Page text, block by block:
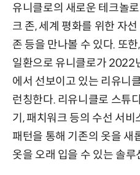
유니클로의 새로운 테크놀
크 존, 세계 평화를 위한 자
존 등을 만나볼 수 있다. 또
일환으로 유니클로가 2022
에서 선보이고 있는 리유니
런칭한다. 리유니클로 스튜
기, 패치워크 등의 수선 서
패턴을 통해 기존의 옷을 새
옷을 오래 입을 수 있는 솔루